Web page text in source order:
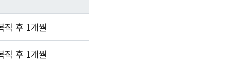
직 후 1개월
직 후 1개월